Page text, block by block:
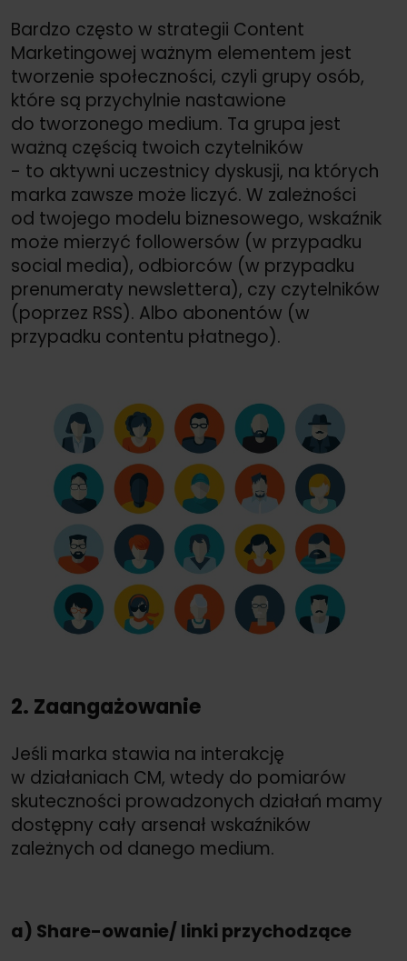
Bardzo często w strategii Content
Marketingowej ważnym elementem jest
tworzenie społeczności, czyli grupy osób,
które są przychylnie nastawione
do tworzonego medium. Ta grupa jest
ważną częścią twoich czytelników
- to aktywni uczestnicy dyskusji, na których
marka zawsze może liczyć. W zależności
od twojego modelu biznesowego, wskaźnik
może mierzyć followersów (w przypadku
social media), odbiorców (w przypadku
prenumeraty newslettera), czy czytelników
(poprzez RSS). Albo abonentów (w
przypadku contentu płatnego).
2. Zaangażowanie
Jeśli marka stawia na interakcję
w działaniach CM, wtedy do pomiarów
skuteczności prowadzonych działań mamy
dostępny cały arsenał wskaźników
zależnych od danego medium.
a) Share-owanie/ linki przychodzące